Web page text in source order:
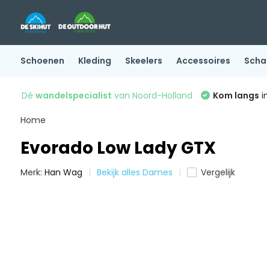
Schoenen Kleding Skeelers Accessoires
Dé wandelspecialist van Noord-Holland Kom langs
Home
Evorado Low Lady GTX
Merk: Han Wag Bekijk alles Dames Vergelijk